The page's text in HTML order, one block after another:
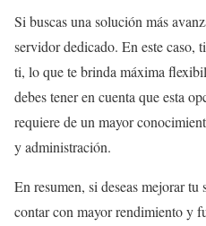
Si buscas una solución más
servidor dedicado. En este caso,
ti, lo que te brinda máxima
debes tener en cuenta que esta
requiere de un mayor
y administración.
En resumen, si deseas mejorar
contar con mayor rendimiento y